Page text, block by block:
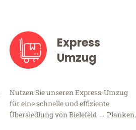
Express
Umzug
Nutzen Sie unseren Express-Umzug
für eine schnelle und effiziente
Übersiedlung von Bielefeld → Planken.